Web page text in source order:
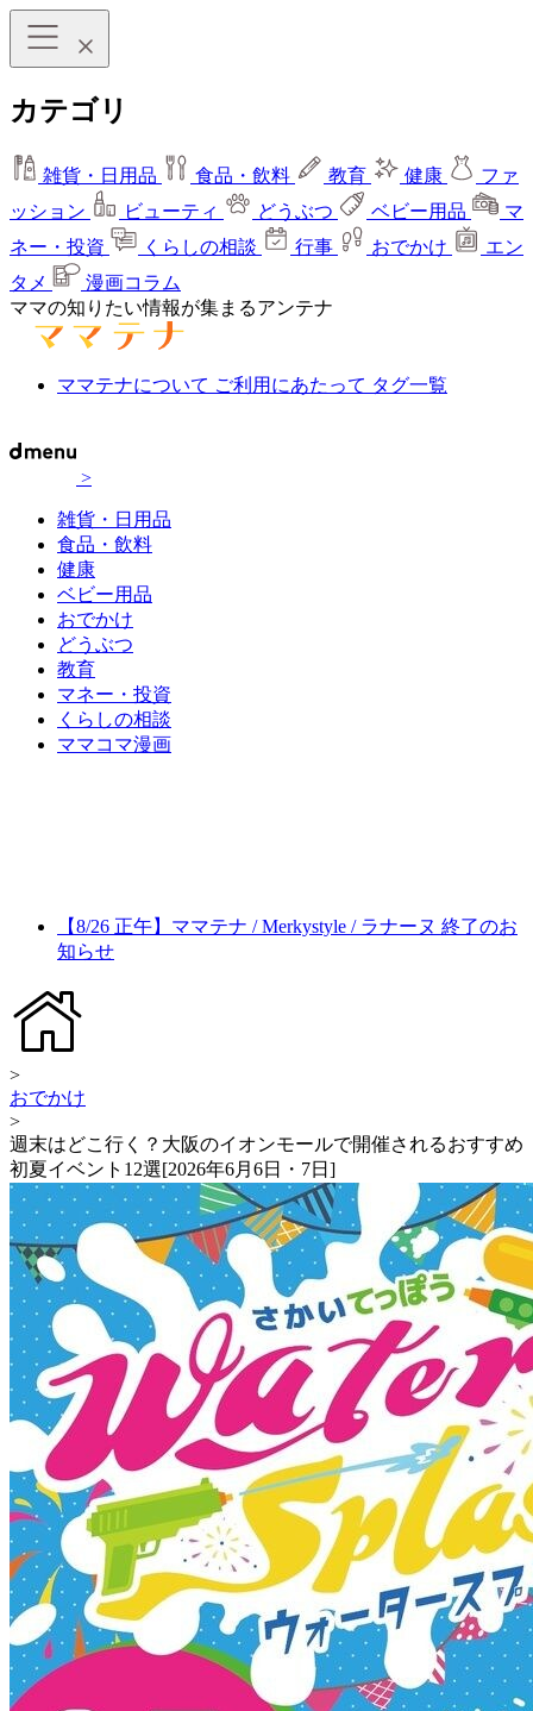
カテゴリ
雑貨・日用品 食品・飲料 教育 健康
ファ
ッション
ビューティ どうぶつ ベビー用品
マ
ネー・投資
くらしの相談 行事 おでかけ
エン
タメ
漫画コラム
ママの知りたい情報が集まるアンテナ
ママテナについて ご利用にあたって タグ一覧
>
雑貨・日用品
食品・飲料
健康
ベビー用品
おでかけ
どうぶつ
教育
マネー・投資
くらしの相談
ママコマ漫画
【8/26 正午】ママテナ / Merkystyle / ラナーヌ 終了のお
知らせ
>
おでかけ
>
週末はどこ行く？大阪のイオンモールで開催されるおすすめ
初夏イベント12選[2026年6月6日・7日]